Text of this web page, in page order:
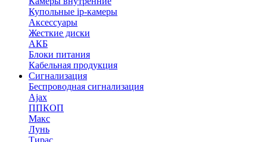
Купольные ip-камеры
Аксессуары
Жесткие диски
АКБ
Блоки питания
Кабельная продукция
Сигнализация
Беспроводная сигнализация
Ajax
ППКОП
Макс
Лунь
Тирас